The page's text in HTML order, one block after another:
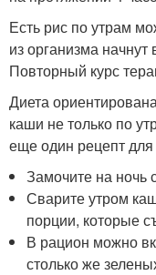
Есть рис по утрам
из организма
Повторный курс
Диета
каши не только по
еще один рецепт для
Замочите на ночь
Сварите утром
порции, которые
В рацион можно
столько же